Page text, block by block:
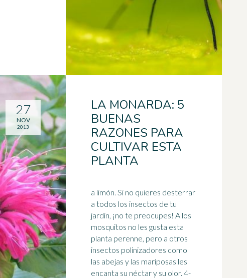
LA MONARDA: 5
BUENAS
RAZONES PARA
CULTIVAR ESTA
PLANTA
a limón. Si no quieres desterrar
a todos los insectos de tu
jardín, ¡no te preocupes! A los
mosquitos no les gusta esta
planta perenne, pero a otros
insectos polinizadores como
las abejas y las mariposas les
encanta su néctar y su olor. 4-
27
NOV
2013